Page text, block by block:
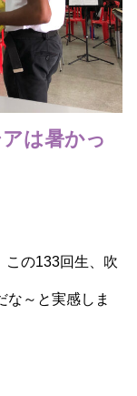
は暑かっ
の133回生、吹
な～と実感しま